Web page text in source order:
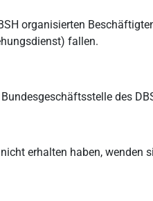
organisierten
fallen.
des
erhalten haben,